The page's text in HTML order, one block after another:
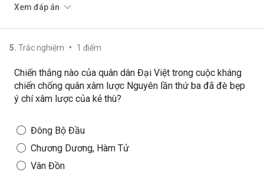
Xem đáp án
5. Trắc nghiệm • 1 điểm
Chiến thắng nào của quân dân Đại Việt trong cuộc kháng
chiến chống quân xâm lược Nguyên lần thứ ba đã đè bẹp
ý chí xâm lược của kẻ thù?
Đông Bộ Đầu
Chương Dương, Hàm Tử
Vân Đồn